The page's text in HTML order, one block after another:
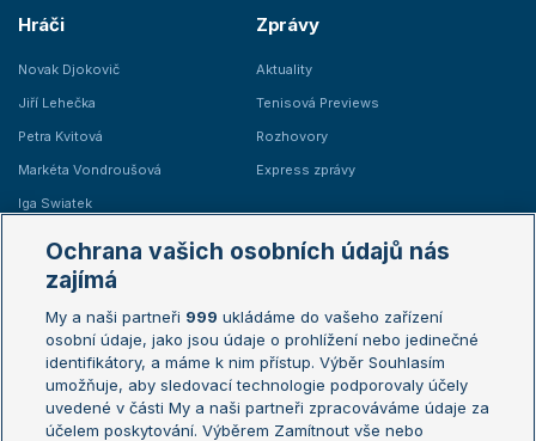
Hráči
Novak Djokovič
Jiří Lehečka
Petra Kvitová
Markéta Vondroušová
Iga Swiatek
Zprávy
Aktuality
Tenisová Previews
Rozhovory
Express zprávy
Žebříčky
Žebříček ATP (muži)
Žebříček WTA (ženy)
Sázkařský žebříček
Australian Open
French Open
Wimbledon
US Open
Ochrana vašich osobních údajů nás
zajímá
My a naši partneři 999 ukládáme do vašeho zařízení
osobní údaje, jako jsou údaje o prohlížení nebo jedinečné
identifikátory, a máme k nim přístup. Výběr Souhlasím
umožňuje, aby sledovací technologie podporovaly účely
uvedené v části My a naši partneři zpracováváme údaje za
účelem poskytování. Výběrem Zamítnout vše nebo